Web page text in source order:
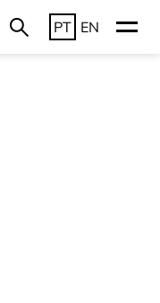
PT EN